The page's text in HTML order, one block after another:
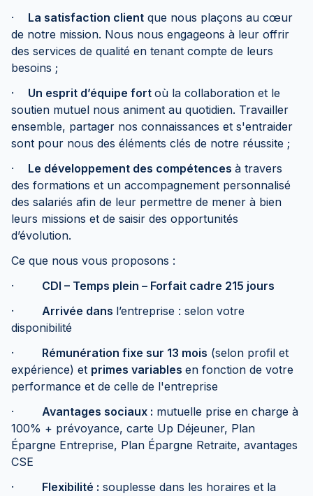
· La satisfaction client que nous plaçons au cœur
de notre mission. Nous nous engageons à leur offrir
des services de qualité en tenant compte de leurs
besoins ;
· Un esprit d’équipe fort où la collaboration et le
soutien mutuel nous animent au quotidien. Travailler
ensemble, partager nos connaissances et s'entraider
sont pour nous des éléments clés de notre réussite ;
· Le développement des compétences à travers
des formations et un accompagnement personnalisé
des salariés afin de leur permettre de mener à bien
leurs missions et de saisir des opportunités
d’évolution.
Ce que nous vous proposons :
· CDI – Temps plein – Forfait cadre 215 jours
· Arrivée dans l’entreprise : selon votre
disponibilité
· Rémunération fixe sur 13 mois (selon profil et
expérience) et primes variables en fonction de votre
performance et de celle de l'entreprise
· Avantages sociaux : mutuelle prise en charge à
100% + prévoyance, carte Up Déjeuner, Plan
Épargne Entreprise, Plan Épargne Retraite, avantages
CSE
· Flexibilité : souplesse dans les horaires et la